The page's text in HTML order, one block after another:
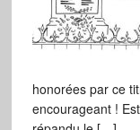
honorées par ce
encourageant !